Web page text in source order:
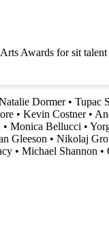
Awards for sit
Dormer• Tupac
• Kevin Costner•
• Monica Bellucci •
Gleeson • Nikolaj
• Michael Shannon •